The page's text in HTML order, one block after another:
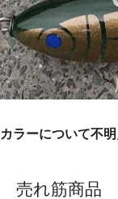
カラーについて不
売れ筋商品